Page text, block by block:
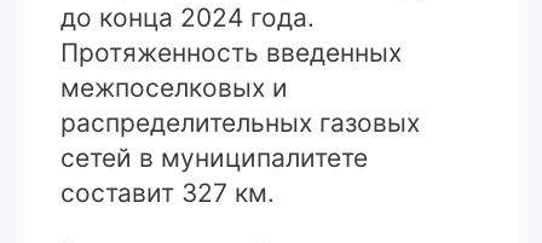
до конца 2024 года.
Протяженность введенных
межпоселковых и
распределительных газовых
сетей в муниципалитете
составит 327 км.